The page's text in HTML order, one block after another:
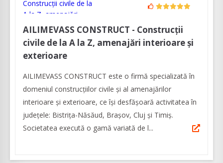
AILIMEVASS CONSTRUCT - Construcții
civile de la A la Z, amenajări interioare și
exterioare
AILIMEVASS CONSTRUCT este o firmă specializată în
domeniul construcțiilor civile și al amenajărilor
interioare și exterioare, ce își desfășoară activitatea în
județele: Bistrița-Năsăud, Brașov, Cluj și Timiș.
Societatea execută o gamă variată de l...